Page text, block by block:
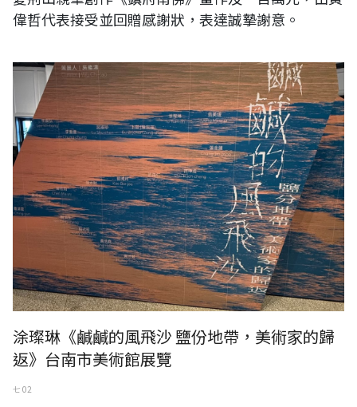
偉哲代表接受並回贈感謝狀，表達誠摯謝意。
鹹鹹的風飛沙-鹽份地帶美術家的歸返
涂璨琳《鹹鹹的風飛沙 鹽份地帶，美術家的歸
返》台南市美術館展覽
七 02